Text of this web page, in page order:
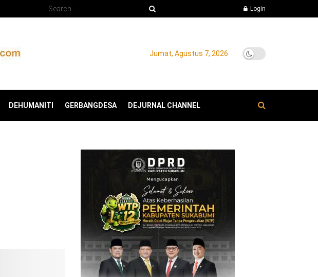
Login
Jumat, Agustus 7, 2026
DEHUMANITI GERBANGDESA DEJURNAL CHANNEL